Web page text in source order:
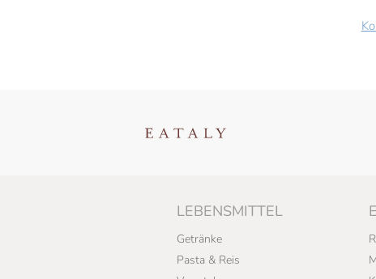
LEBENSMITTEL
Getränke
Pasta & Reis